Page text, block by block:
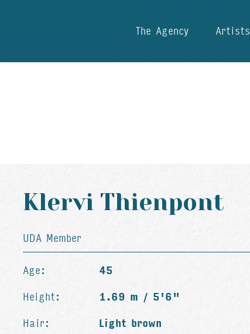
The Agency Artists
Klervi Thienpont
UDA Member
Age: 45
Height: 1.69 m / 5'6"
Hair: Light brown